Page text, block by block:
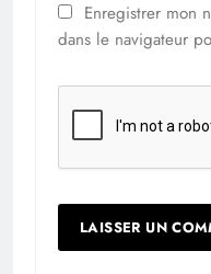
Enregistrer mon
dans le navigateur